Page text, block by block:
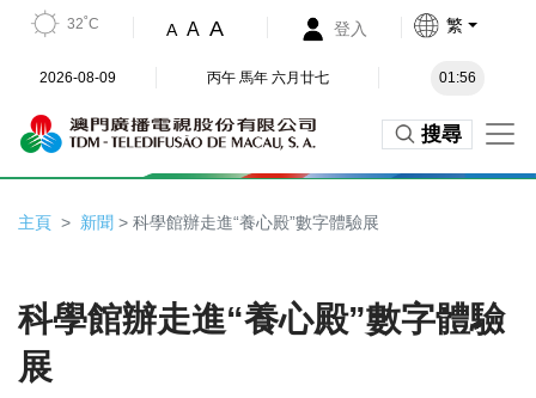
32˚C A A A 登入 繁
2026-08-09 丙午 馬年 六月廿七 01:56
搜尋
主頁 新聞 > 科學館辦走進“養心殿”數字體驗展
科學館辦走進“養心殿”數字體驗
展